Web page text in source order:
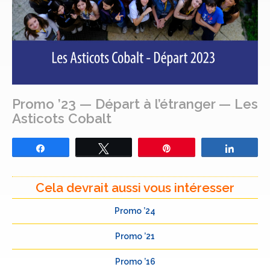
Promo ’23 — Départ à l’étranger — Les
Asticots Cobalt
Cela devrait aussi vous intéresser
Promo ’24
Promo ’21
Promo ’16